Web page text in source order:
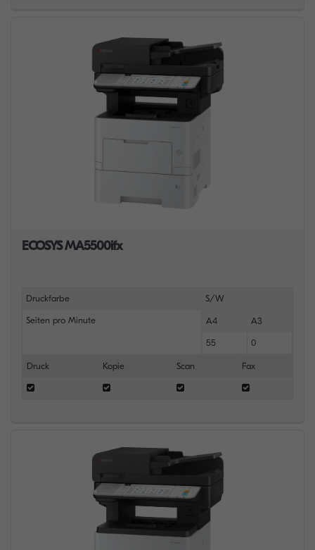
ECOSYS MA5500ifx
Druckfarbe S/W
Seiten pro Minute A4 A3
55 0
Druck Kopie Scan Fax